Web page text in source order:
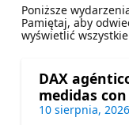
Poniższe
Pamiętaj, aby
wyświetlić
DAX
medidas
10 sierpnia,